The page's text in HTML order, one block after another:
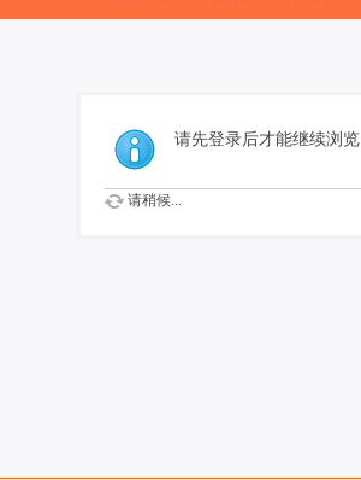
请先登录后才能继续浏览
请稍候...